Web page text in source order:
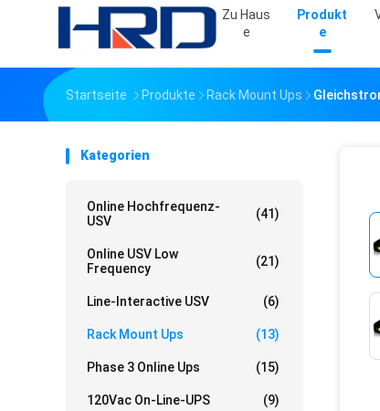
Zu Haus
E
Produkt
E
Startseite Produkte Rack Mount Ups
Kategorien
Online Hochfrequenz-
USV
(41)
Online USV Low
Frequency
(21)
Line-Interactive USV (6)
Rack Mount Ups (13)
Phase 3 Online Ups (15)
120Vac On-Line-UPS (9)